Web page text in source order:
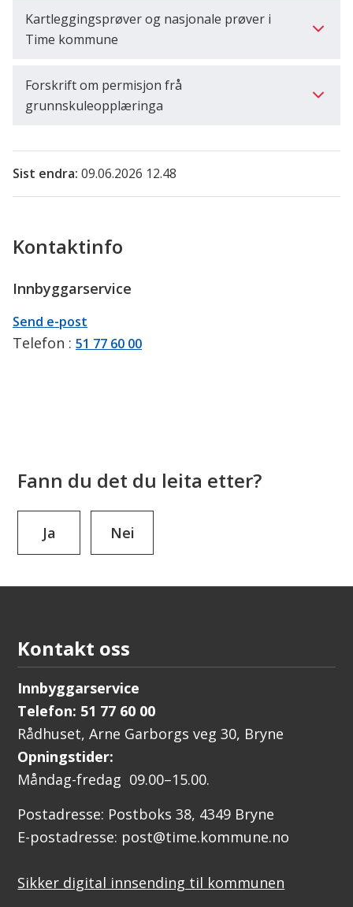
Kartleggingsprøver og nasjonale prøver i
Time kommune
Forskrift om permisjon frå
grunnskuleopplæringa
Sist endra 09.06.2026 12.48
Kontaktinfo
Innbyggarservice
E-
post
Send e-post
Innbyggarservice
Telefon 51 77 60 00
Fann du det du leita etter?
Ja Nei
Kontakt oss
Innbyggarservice
Telefon: 51 77 60 00
Rådhuset, Arne Garborgs veg 30, Bryne
Opningstider:
Måndag-fredag 09.00–15.00.
Postadresse: Postboks 38, 4349 Bryne
E-postadresse: post@time.kommune.no
Sikker digital innsending til kommunen